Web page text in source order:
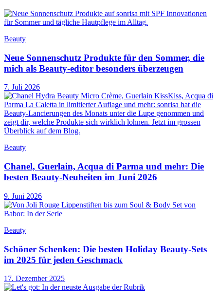
Beauty
Neue Sonnenschutz Produkte für den Sommer, die
mich als Beauty-editor besonders überzeugen
7. Juli 2026
Beauty
Chanel, Guerlain, Acqua di Parma und mehr: Die
besten Beauty-Neuheiten im Juni 2026
9. Juni 2026
Beauty
Schöner Schenken: Die besten Holiday Beauty-Sets
im 2025 für jeden Geschmack
17. Dezember 2025